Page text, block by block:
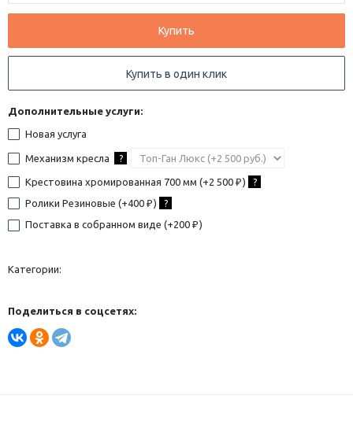
Купить
Купить в один клик
Дополнительные услуги:
Новая услуга
Механизм кресла ?
Крестовина хромированная 700 мм (+2 500 ₽ ) ?
Ролики Резиновые (+400 ₽ ) ?
Поставка в собранном виде (+200 ₽ )
Категории:
Поделиться в соцсетях: